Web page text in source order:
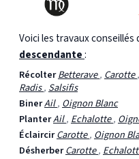
Voici les travaux
descendante:
RécolterBetterave,Carotte,
Radis,Salsifis
BinerAil,Oignon Blanc
PlanterAil,Echalotte,
ÉclaircirCarotte,Oignon
DésherberCarotte,